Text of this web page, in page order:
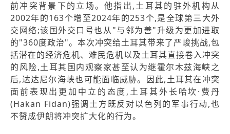
前冲突背景下的立场。他指出,土耳其的驻外机构从
2002年的163个增至2024年的253个,是全球第三大外
交网络;该国外交口号也从"与邻为善"升级为更加进取
的"360度政治"。本次冲突给土耳其带来了严峻挑战,包
括潜在的经济危机、难民危机以及土耳其直接卷入冲突
的风险,土耳其国内观察家甚至认为继霍尔木兹海峡之
后,达达尼尔海峡也可能面临威胁。因此,土耳其在冲突
面前表现出更加中立的态度,土耳其外长哈坎·费丹
(Hakan Fidan)强调土方既反对以色列的军事行动,也
不赞成伊朗将冲突扩大化的行为。